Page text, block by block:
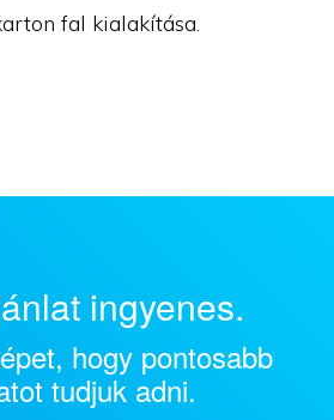
fal kialakítása.
ingyenes.
hogy pontosabb
tudjuk adni.